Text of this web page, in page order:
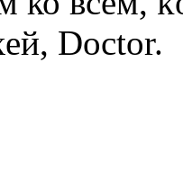
Doctor.